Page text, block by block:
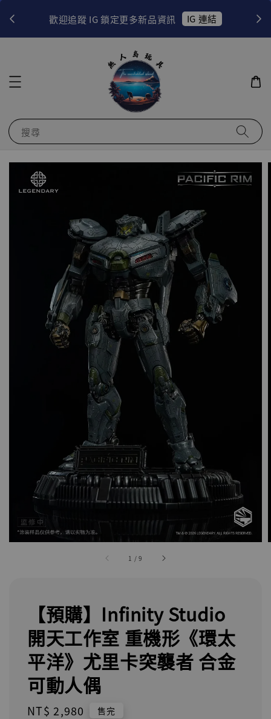
歡迎追蹤 IG 鎖定更多新品資訊 IG 連結
搜尋
1 /9
【預購】Infinity Studio
開天工作室 重機形《環太
平洋》尤里卡突襲者 合金
可動人偶
Regular
NT$ 2,980 售完